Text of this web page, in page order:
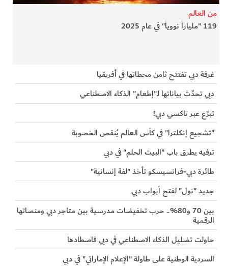
من العالم
119 "ملياراً نووياً" في عام 2025
غرفة دبي تفتتح ثامن محطاتها في أفريقيا
دبي تحدّث بياناتها لـ"إطعام" الذكاء الاصطناعي
تبرّع عبر تاكسي دبي!
"تشجيع إنكلترا" في كأس العالم يُنقص الخصوبة
ترفيه يطرق باب "البيت الحلم" في دبي
طائرة دبي-فرانسيسكو تأخذ "لفة إنسانية"
جديد "نول" لفتح أبواب دبي
بين 70 و80%.. حرب تخفيضات مدرسية بين متاجر دبي ومنصاتها
الرقمية
حاولت تضليل الذكاء الاصطناعي في دبي فاصطادها
السردية الوطنية على طاولة "الإعلام الإماراتي" في دبي